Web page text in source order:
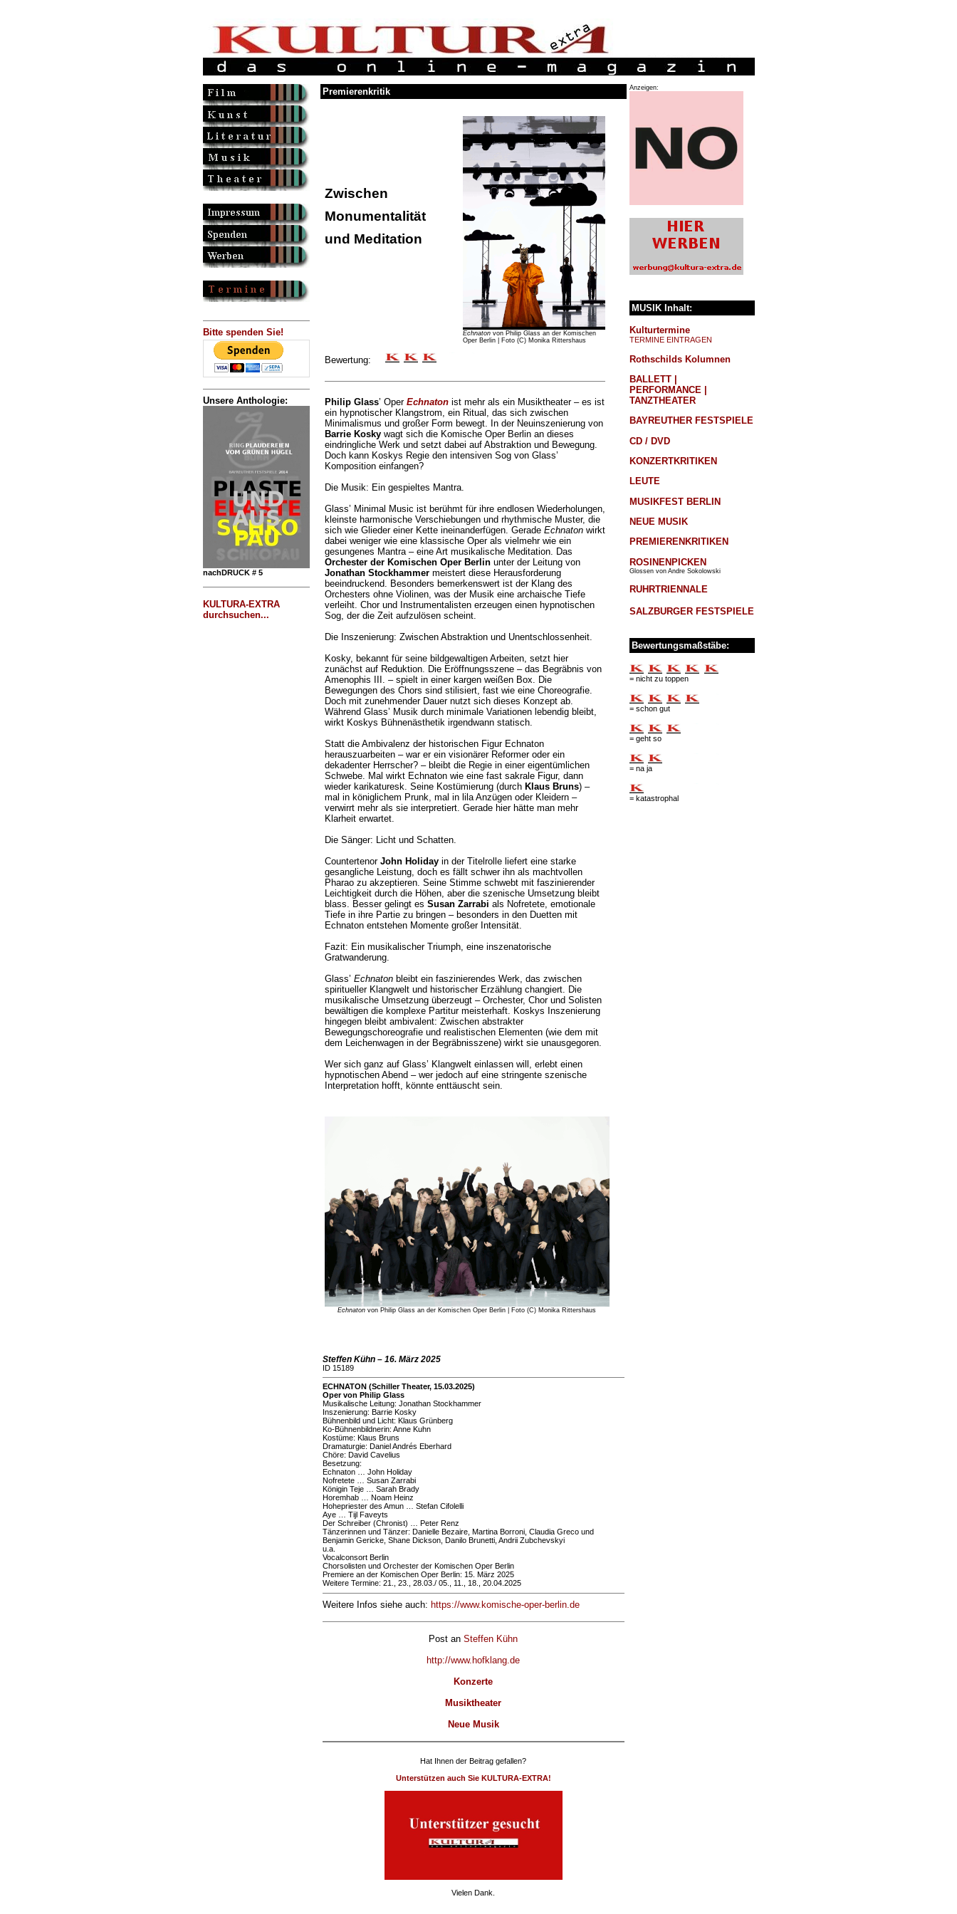
Bitte spenden Sie!
Unsere Anthologie:
nachDRUCK # 5
KULTURA-EXTRA
durchsuchen...
Premierenkritik
Zwischen
Monumentalität
und Meditation
Echnatonvon Philip Glass an der Komischen
Oper Berlin | Foto (C) Monika Rittershaus
Bewertung:
Philip Glass’ Oper Echnatonist mehr als ein Musiktheater – es ist
ein hypnotischer Klangstrom, ein Ritual, das sich zwischen
Minimalismus und großer Form bewegt. In der Neuinszenierung von
Barrie Koskywagt sich die Komische Oper Berlin an dieses
eindringliche Werk und setzt dabei auf Abstraktion und Bewegung.
Doch kann Koskys Regie den intensiven Sog von Glass’
Komposition einfangen?
Die Musik: Ein gespieltes Mantra.
Glass’ Minimal Music ist berühmt für ihre endlosen Wiederholungen,
kleinste harmonische Verschiebungen und rhythmische Muster, die
sich wie Glieder einer Kette ineinanderfügen. Gerade Echnatonwirkt
dabei weniger wie eine klassische Oper als vielmehr wie ein
gesungenes Mantra – eine Art musikalische Meditation. Das
Orchester der Komischen Oper Berlinunter der Leitung von
Jonathan Stockhammermeistert diese Herausforderung
beeindruckend. Besonders bemerkenswert ist der Klang des
Orchesters ohne Violinen, was der Musik eine archaische Tiefe
verleiht. Chor und Instrumentalisten erzeugen einen hypnotischen
Sog, der die Zeit aufzulösen scheint.
Die Inszenierung: Zwischen Abstraktion und Unentschlossenheit.
Kosky, bekannt für seine bildgewaltigen Arbeiten, setzt hier
zunächst auf Reduktion. Die Eröffnungsszene – das Begräbnis von
Amenophis III. – spielt in einer kargen weißen Box. Die
Bewegungen des Chors sind stilisiert, fast wie eine Choreografie.
Doch mit zunehmender Dauer nutzt sich dieses Konzept ab.
Während Glass’ Musik durch minimale Variationen lebendig bleibt,
wirkt Koskys Bühnenästhetik irgendwann statisch.
Statt die Ambivalenz der historischen Figur Echnaton
herauszuarbeiten – war er ein visionärer Reformer oder ein
dekadenter Herrscher? – bleibt die Regie in einer eigentümlichen
Schwebe. Mal wirkt Echnaton wie eine fast sakrale Figur, dann
wieder karikaturesk. Seine Kostümierung (durch Klaus Bruns) –
mal in königlichem Prunk, mal in lila Anzügen oder Kleidern –
verwirrt mehr als sie interpretiert. Gerade hier hätte man mehr
Klarheit erwartet.
Die Sänger: Licht und Schatten.
Countertenor John Holidayin der Titelrolle liefert eine starke
gesangliche Leistung, doch es fällt schwer ihn als machtvollen
Pharao zu akzeptieren. Seine Stimme schwebt mit faszinierender
Leichtigkeit durch die Höhen, aber die szenische Umsetzung bleibt
blass. Besser gelingt es Susan Zarrabi als Nofretete, emotionale
Tiefe in ihre Partie zu bringen – besonders in den Duetten mit
Echnaton entstehen Momente großer Intensität.
Fazit: Ein musikalischer Triumph, eine inszenatorische
Gratwanderung.
Glass’ Echnatonbleibt ein faszinierendes Werk, das zwischen
spiritueller Klangwelt und historischer Erzählung changiert. Die
musikalische Umsetzung überzeugt – Orchester, Chor und Solisten
bewältigen die komplexe Partitur meisterhaft. Koskys Inszenierung
hingegen bleibt ambivalent: Zwischen abstrakter
Bewegungschoreografie und realistischen Elementen (wie dem mit
dem Leichenwagen in der Begräbnisszene) wirkt sie unausgegoren.
Wer sich ganz auf Glass’ Klangwelt einlassen will, erlebt einen
hypnotischen Abend – wer jedoch auf eine stringente szenische
Interpretation hofft, könnte enttäuscht sein.
Echnaton von Philip Glass an der Komischen Oper Berlin | Foto (C) Monika Rittershaus
Steffen Kühn – 16. März 2025
ID 15189
ECHNATON (Schiller Theater, 15.03.2025)
Oper von Philip Glass
Musikalische Leitung: Jonathan Stockhammer
Inszenierung: Barrie Kosky
Bühnenbild und Licht: Klaus Grünberg
Ko-Bühnenbildnerin: Anne Kuhn
Kostüme: Klaus Bruns
Dramaturgie: Daniel Andrés Eberhard
Chöre: David Cavelius
Besetzung:
Echnaton … John Holiday
Nofretete … Susan Zarrabi
Königin Teje … Sarah Brady
Horemhab … Noam Heinz
Hohepriester des Amun … Stefan Cifolelli
Aye … Tijl Faveyts
Der Schreiber (Chronist) … Peter Renz
Tänzerinnen und Tänzer: Danielle Bezaire, Martina Borroni, Claudia Greco und
Benjamin Gericke, Shane Dickson, Danilo Brunetti, Andrii Zubchevskyi
u.a.
Vocalconsort Berlin
Chorsolisten und Orchester der Komischen Oper Berlin
Premiere an der Komischen Oper Berlin: 15. März 2025
Weitere Termine: 21., 23., 28.03./ 05., 11., 18., 20.04.2025
Weitere Infos siehe auch: https://www.komische-oper-berlin.de
Post an Steffen Kühn
http://www.hofklang.de
Konzerte
Musiktheater
Neue Musik
Hat Ihnen der Beitrag gefallen?
Unterstützen auch Sie KULTURA-EXTRA!
Vielen Dank.
Anzeigen:
MUSIK Inhalt:
Kulturtermine
TERMINE EINTRAGEN
Rothschilds Kolumnen
BALLETT |
PERFORMANCE |
TANZTHEATER
BAYREUTHER FESTSPIELE
CD / DVD
KONZERTKRITIKEN
LEUTE
MUSIKFEST BERLIN
NEUE MUSIK
PREMIERENKRITIKEN
ROSINENPICKEN
Glossen von Andre Sokolowski
RUHRTRIENNALE
SALZBURGER FESTSPIELE
Bewertungsmaßstäbe:
= nicht zu toppen
= schon gut
= geht so
= na ja
= katastrophal